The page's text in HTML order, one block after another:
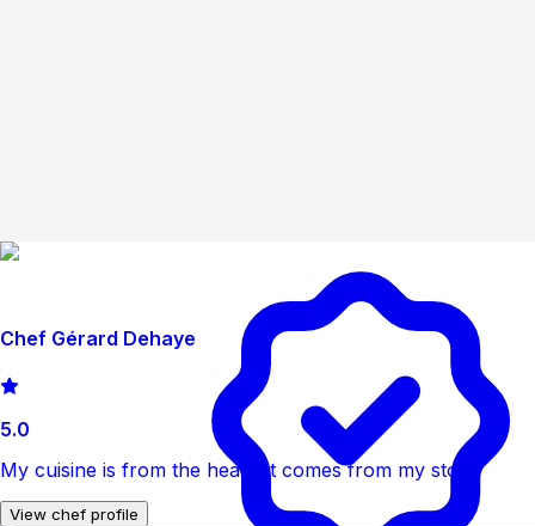
Chef Gérard Dehaye
5.0
My cuisine is from the heart, it comes from my story.
View chef profile